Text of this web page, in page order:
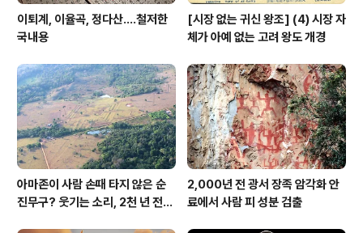
이퇴계, 이율곡, 정다산....철저한
국내용
[시장 없는 귀신 왕조] (4) 시장 자
체가 아예 없는 고려 왕도 개경
아마존이 사람 손때 타지 않은 순
진무구? 웃기는 소리, 2천 년 전에
2,000년 전 광서 장족 암각화 안
료에서 사람 피 성분 검출